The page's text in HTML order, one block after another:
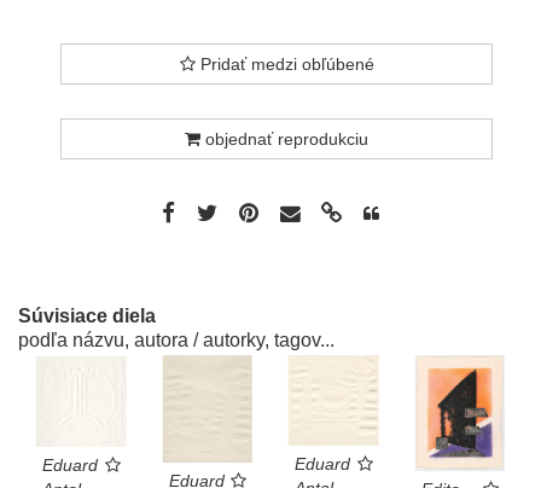
Pridať medzi obľúbené
objednať reprodukciu
Súvisiace diela
podľa názvu, autora / autorky, tagov...
Eduard
Eduard
Eduard